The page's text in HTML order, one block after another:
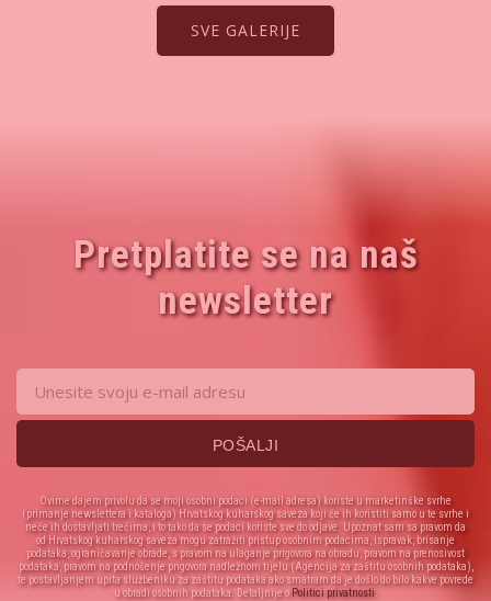
SVE GALERIJE
Pretplatite se na naš
newsletter
Ovime dajem privolu da se moji osobni podaci (e-mail adresa) koriste u marketinške svrhe
(primanje newslettera i kataloga) Hrvatskog kuharskog saveza koji će ih koristiti samo u te svrhe i
neće ih dostavljati trećima, i to tako da se podaci koriste sve do odjave. Upoznat sam sa pravom da
od Hrvatskog kuharskog saveza mogu zatražiti pristup osobnim podacima, ispravak, brisanje
podataka, ograničavanje obrade, s pravom na ulaganje prigovora na obradu, pravom na prenosivost
podataka, pravom na podnošenje prigovora nadležnom tijelu (Agencija za zaštitu osobnih podataka),
te postavljanjem upita službeniku za zaštitu podataka ako smatram da je došlo do bilo kakve povrede
u obradi osobnih podataka. Detaljnije o Politici privatnosti.